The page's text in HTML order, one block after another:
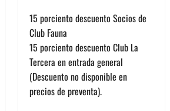
15 porciento descuento Socios de
Club Fauna
15 porciento descuento Club La
Tercera en entrada general
(Descuento no disponible en
precios de preventa).